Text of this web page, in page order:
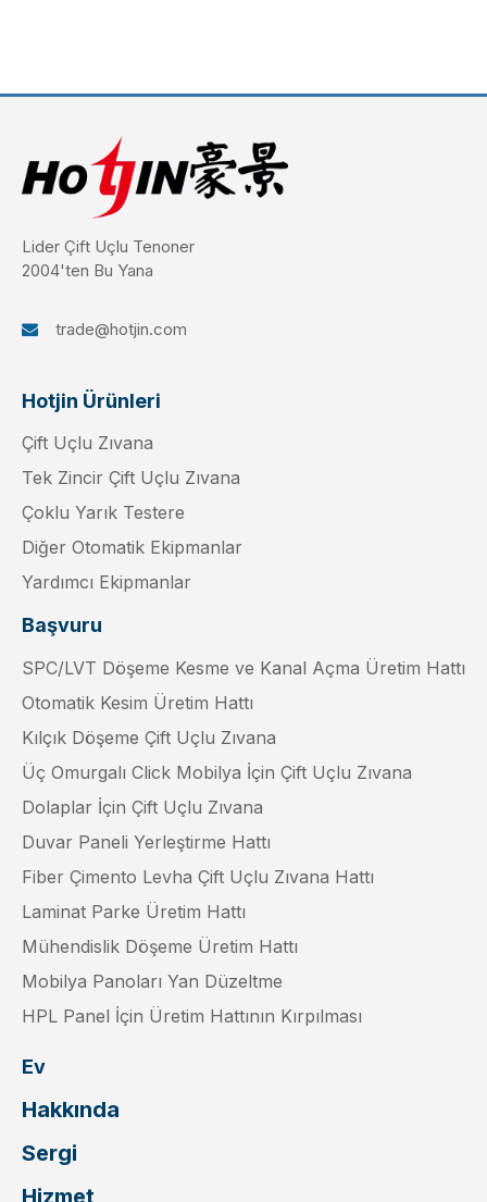
Lider Çift Uçlu Tenoner
2004'ten Bu Yana
 trade@hotjin.com
Hotjin Ürünleri
Çift Uçlu Zıvana
Tek Zincir Çift Uçlu Zıvana
Çoklu Yarık Testere
Diğer Otomatik Ekipmanlar
Yardımcı Ekipmanlar
Başvuru
SPC/LVT Döşeme Kesme ve Kanal Açma Üretim Hattı
Otomatik Kesim Üretim Hattı
Kılçık Döşeme Çift Uçlu Zıvana
Üç Omurgalı Click Mobilya İçin Çift Uçlu Zıvana
Dolaplar İçin Çift Uçlu Zıvana
Duvar Paneli Yerleştirme Hattı
Fiber Çimento Levha Çift Uçlu Zıvana Hattı
Laminat Parke Üretim Hattı
Mühendislik Döşeme Üretim Hattı
Mobilya Panoları Yan Düzeltme
HPL Panel İçin Üretim Hattının Kırpılması
Ev
Hakkında
Sergi